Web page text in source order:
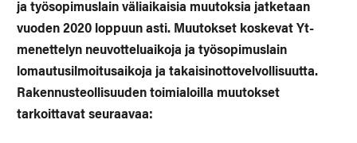
ja työsopimuslain väliaikaisia muutoksia jatketaan
vuoden 2020 loppuun asti. Muutokset koskevat Yt-
menettelyn neuvotteluaikoja ja työsopimuslain
lomautusilmoitusaikoja ja takaisinottovelvollisuutta.
Rakennusteollisuuden toimialoilla muutokset
tarkoittavat seuraavaa: